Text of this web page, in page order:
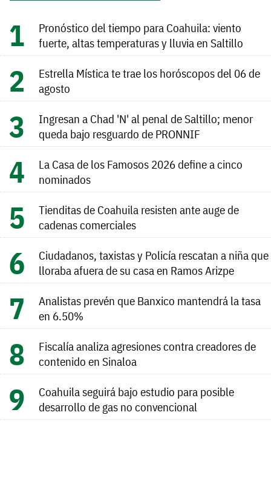
Pronóstico del tiempo para Coahuila: viento
fuerte, altas temperaturas y lluvia en Saltillo
Estrella Mística te trae los horóscopos del 06 de
agosto
Ingresan a Chad 'N' al penal de Saltillo; menor
queda bajo resguardo de PRONNIF
La Casa de los Famosos 2026 define a cinco
nominados
Tienditas de Coahuila resisten ante auge de
cadenas comerciales
Ciudadanos, taxistas y Policía rescatan a niña que
lloraba afuera de su casa en Ramos Arizpe
Analistas prevén que Banxico mantendrá la tasa
en 6.50%
Fiscalía analiza agresiones contra creadores de
contenido en Sinaloa
Coahuila seguirá bajo estudio para posible
desarrollo de gas no convencional